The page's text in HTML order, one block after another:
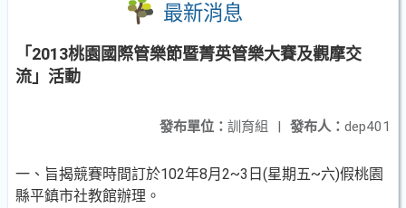
最新消息
「2013桃園國際管樂節暨菁英管樂大賽及觀摩交
流」活動
發布人： dep401
發布單位： 訓育組 |
一、旨揭競賽時間訂於102年8月2~3日(星期五~六)假桃園
縣平鎮市社教館辦理。